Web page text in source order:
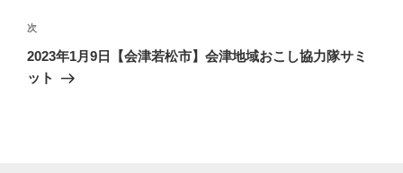
ゲ
ー
シ
次
の
投
次
2023年1月9日【会津若松市】会津地域おこし協力隊サミ
ット